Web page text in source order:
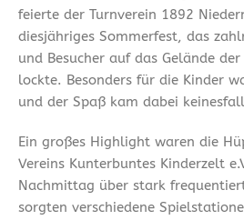
feierte der Turnverein 1892
diesjähriges Sommerfest, das
und Besucher auf das Gelände
lockte. Besonders für die Kinder
und der Spaß kam dabei
Ein großes Highlight waren die
Vereins Kunterbuntes Kinderzelt
Nachmittag über stark
sorgten verschiedene